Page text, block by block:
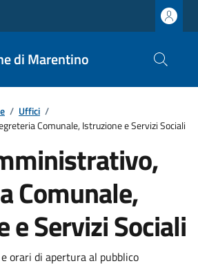
di Marentino
/ Uffici /
Comunale, Istruzione e Servizi Sociali
Comunale,
e Servizi Sociali
orari di apertura al pubblico